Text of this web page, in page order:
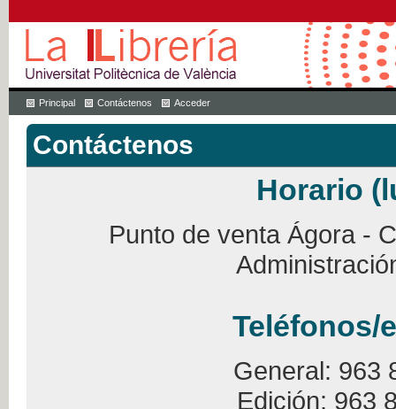
Principal Contáctenos Acceder
Contáctenos
Horario
Punto de venta Ágora -
Teléfonos/
General: 963
Edición: 963